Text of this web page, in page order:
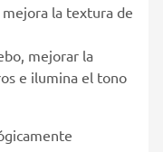
la textura de
mejorar la
e ilumina el tono